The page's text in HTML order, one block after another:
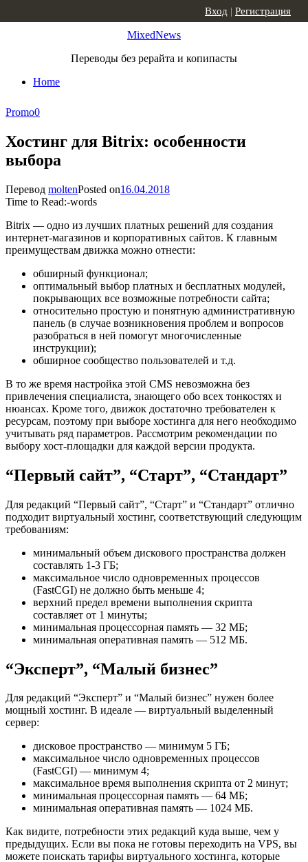
MixedNews
Переводы без рерайта и копипасты
Home
Вход | Регистрация
Promo0
Хостинг для Bitrix: особенности
выбора
Перевод moltenPosted on16.04.2018
Time to Read:-words
Bitrix — одно из лучших платных решений для создания
интернет-магазинов и корпоративных сайтов. К главным
преимуществам движка можно отнести:
обширный функционал;
оптимальный выбор платных и бесплатных модулей,
покрывающих все возможные потребности сайта;
относительно простую и понятную административную
панель (в случае возникновения проблем и вопросов
разобраться в ней помогут многочисленные
инструкции);
обширное сообщество пользователей и т.д.
В то же время настройка этой CMS невозможна без
привлечения специалиста, знающего обо всех тонкостях и
нюансах. Кроме того, движок достаточно требователен к
ресурсам, поэтому при выборе хостинга для него необходимо
учитывать ряд параметров. Рассмотрим рекомендации по
выбору хост-площадки для каждой версии продукта.
“Первый сайт”, “Старт”, “Стандарт”
Для редакций “Первый сайт”, “Старт” и “Стандарт” отлично
подходит виртуальный хостинг, соответствующий следующим
требованиям:
минимальный объем дискового пространства должен
составлять 1-3 ГБ;
максимальное число одновременных процессов
(FastCGI) не должно быть меньше 4;
верхний предел времени выполнения скрипта
составляет от 1 минуты;
минимальная процессорная память — 32 МБ;
минимальная оперативная память — 512 МБ.
“Эксперт”, “Малый бизнес”
Для редакций “Эксперт” и “Малый бизнес” нужен более
мощный хостинг. В идеале — виртуальный выделенный
сервер:
дисковое пространство — минимум 5 ГБ;
максимальное число одновременных процессов
(FastCGI) — минимум 4;
максимальное время выполнения скрипта от 2 минут;
минимальная процессорная память — 64 МБ;
минимальная оперативная память — 1024 МБ.
Как видите, потребности этих редакций куда выше, чем у
предыдущих. Если вы пока не готовы переходить на VPS, вы
можете поискать тарифы виртуального хостинга, которые